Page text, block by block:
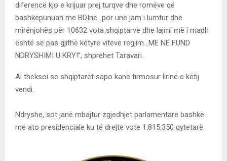
diferencë kjo e krijuar prej turqve dhe romëve që
bashkëpunuan me BDInë…por unë jam i lumtur dhe
mirënjohës për 10632 vota shqiptarve dhe lajmi më i madh
është se pas gjithë këtyre viteve regjim…MË NË FUND
NDRYSHIMI U KRY!”, shprehet Taravari.
Ai theksoi se shqiptarët sapo kanë firmosur lirinë e këtij
vendi.
Ndryshe, sot janë mbajtur zgjedhjet parlamentare bashkë
me ato presidenciale ku të drejte vote 1.815.350 qytetarë.